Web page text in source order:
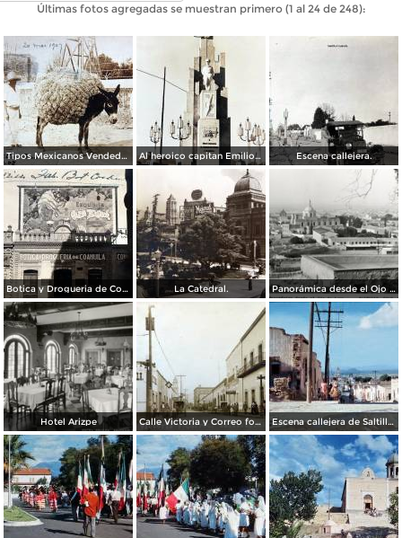
Últimas fotos agregadas se muestran primero (1 al 24 de 248):
Tipos Mexicanos Vendedores de paja. ( Circulada el 20 de Mayo de 1907 ). Al heroico capitan Emilio Carranza. Escena callejera.
Botica y Drogueria de Coahuila. La Catedral. Panorámica desde el Ojo de Agua
Hotel Arizpe Calle Victoria y Correo foto Macias ( Circulada el 18 de Julio de 1912 ). Escena callejera de Saltillo, Coahuila 1959.